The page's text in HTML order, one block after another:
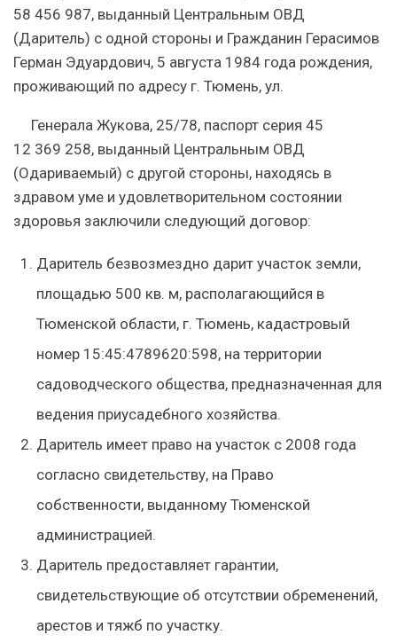
58 456 987, выданный Центральным ОВД
(Даритель) с одной стороны и Гражданин Герасимов
Герман Эдуардович, 5 августа 1984 года рождения,
проживающий по адресу г. Тюмень, ул.
Генерала Жукова, 25/78, паспорт серия 45
12 369 258, выданный Центральным ОВД
(Одариваемый) с другой стороны, находясь в
здравом уме и удовлетворительном состоянии
здоровья заключили следующий договор:
Даритель безвозмездно дарит участок земли,
площадью 500 кв. м, располагающийся в
Тюменской области, г. Тюмень, кадастровый
номер 15:45:4789620:598, на территории
садоводческого общества, предназначенная для
ведения приусадебного хозяйства.
Даритель имеет право на участок с 2008 года
согласно свидетельству, на Право
собственности, выданному Тюменской
администрацией.
Даритель предоставляет гарантии,
свидетельствующие об отсутствии обременений,
арестов и тяжб по участку.